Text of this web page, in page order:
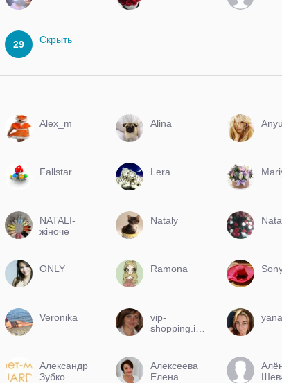
29 Скрыть
Alex_m Alina
Fallstar Lera
NATALI-
жіноче
Nataly
ONLY Ramona
Veronika
vip-
shopping.in.ua
yana
Александр
Зубко
Алексеева
Елена